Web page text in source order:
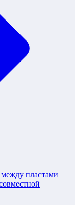
пластами